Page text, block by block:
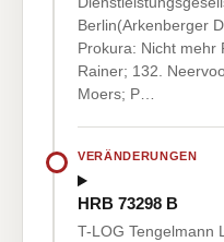
Berlin(Arkenberger
Prokura: Nicht mehr
Rainer; 132.
Moers; P…
VERÄNDERUNGEN
HRB 73298 B
T-LOG Tengelmann